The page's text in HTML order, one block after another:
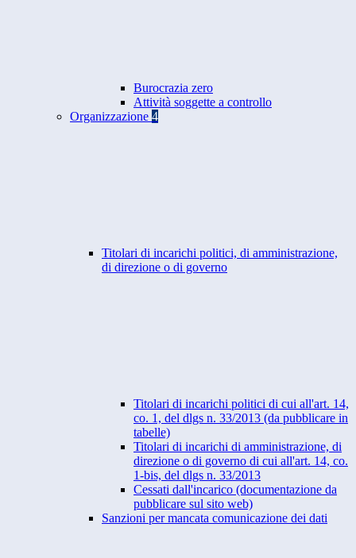
Burocrazia zero
Attività soggette a controllo
Organizzazione 4
Titolari di incarichi politici, di amministrazione,
di direzione o di governo
Titolari di incarichi politici di cui all'art. 14,
co. 1, del dlgs n. 33/2013 (da pubblicare in
tabelle)
Titolari di incarichi di amministrazione, di
direzione o di governo di cui all'art. 14, co.
1-bis, del dlgs n. 33/2013
Cessati dall'incarico (documentazione da
pubblicare sul sito web)
Sanzioni per mancata comunicazione dei dati